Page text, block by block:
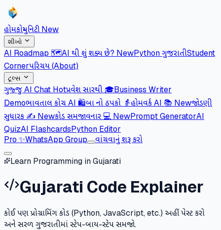
હોમકોમ્યુનિટી New
શીખો
AI Roadmap 🗺️AI થી શું શક્ય છે? NewPython ગુજરાતીStudent
Cornerપરિચય (About)
ટૂલ્સ
ગુજ્જુ AI Chat Hotપ્રવેશ સારથી 🎓Business Writer
Demoભાવતાલ કોચ AI 🛍️બા નો ઠપકો 👵હોમવર્ક AI 📚 Newજોડણી
સુધારક ✍️ Newકોડ સમજાવનાર 💻 NewPrompt GeneratorAI
QuizAI FlashcardsPython Editor
Pro ✨WhatsApp Group વાંચવાનું શરૂ કરો
Learn Programming in Gujarati
Gujarati Code Explainer
કોઈ પણ પ્રોગ્રામિંગ કોડ (Python, JavaScript, etc.) અહીં પેસ્ટ કરો
અને સરળ ગુજરાતીમાં સ્ટેપ-બાય-સ્ટેપ સમજો.